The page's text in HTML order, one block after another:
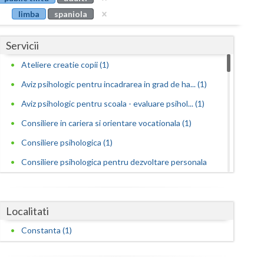
Buzau
Constanta
Covasna
Dambovita
Dolj
Gorj
limba
spaniola
Servicii
Ateliere creatie copii (1)
Aviz psihologic pentru incadrarea in grad de ha... (1)
Aviz psihologic pentru scoala - evaluare psihol... (1)
Consiliere in cariera si orientare vocationala (1)
Consiliere psihologica (1)
Consiliere psihologica pentru dezvoltare personala
dependen... (1)
Consiliere psihologica pentru persoanele care s...
Localitati
Constanta (1)